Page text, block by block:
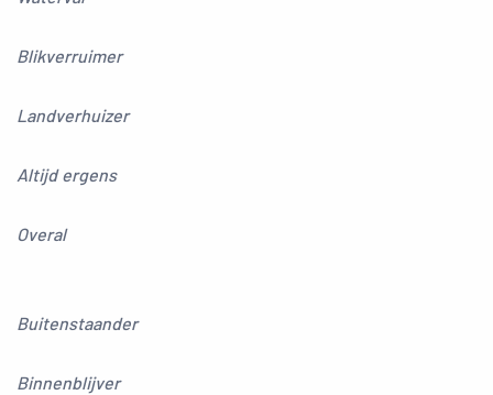
Blikverruimer
Landverhuizer
Altijd ergens
Overal
Buitenstaander
Binnenblijver